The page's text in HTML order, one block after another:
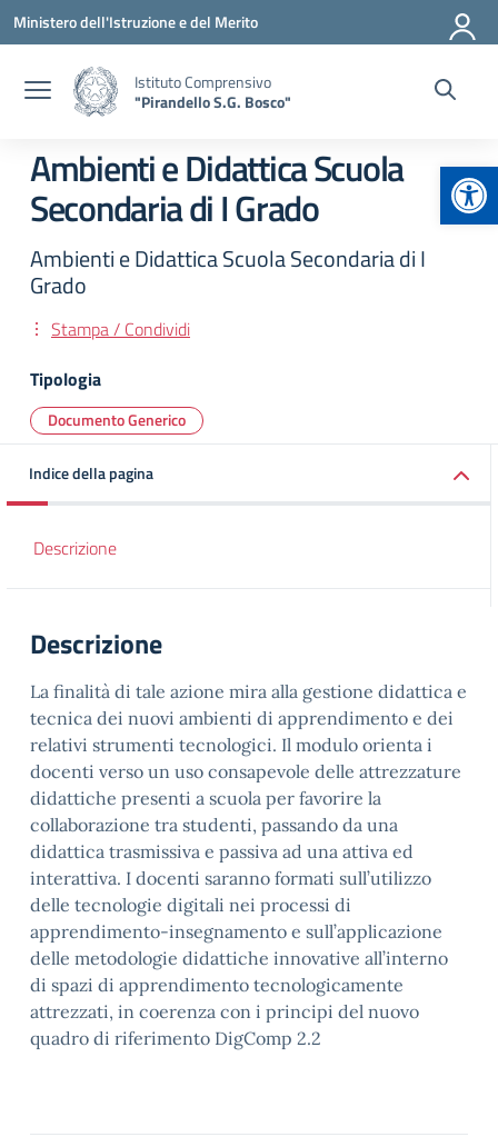
Vai ai contenuti
Vai al menu di navigazione
Vai al footer
Ministero dell'Istruzione e del Merito
Istituto Comprensivo
"Pirandello S.G. Bosco"
Ambienti e Didattica Scuola
Secondaria di I Grado
Ambienti e Didattica Scuola Secondaria di I
Grado
Stampa / Condividi
Tipologia
Documento Generico
Indice della pagina
Descrizione
Descrizione
La finalità di tale azione mira alla gestione didattica e
tecnica dei nuovi ambienti di apprendimento e dei
relativi strumenti tecnologici. Il modulo orienta i
docenti verso un uso consapevole delle attrezzature
didattiche presenti a scuola per favorire la
collaborazione tra studenti, passando da una
didattica trasmissiva e passiva ad una attiva ed
interattiva. I docenti saranno formati sull’utilizzo
delle tecnologie digitali nei processi di
apprendimento-insegnamento e sull’applicazione
delle metodologie didattiche innovative all’interno
di spazi di apprendimento tecnologicamente
attrezzati, in coerenza con i principi del nuovo
quadro di riferimento DigComp 2.2